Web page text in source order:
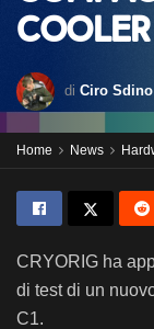
Cooler
di Ciro Sdino
Home News
CRYORIG ha
di test di un
C1.